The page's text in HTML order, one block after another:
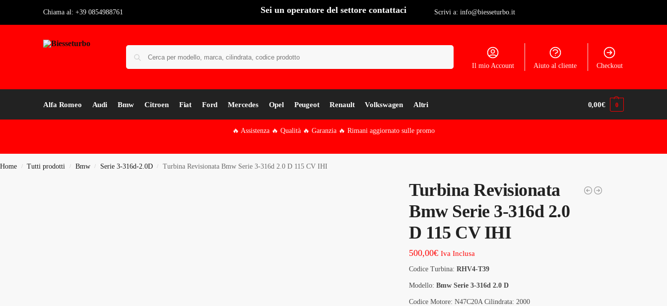
Chiama al: +39 0854988761 Sei un operatore del settore contattaci Scrivi a: info@biesseturbo.it
Il mio Account Aiuto al cliente Checkout
Alfa Romeo Audi Bmw Citroen Fiat Ford Mercedes Opel Peugeot Renault Volkswagen Altri 0,00€ 0
🔥 Assistenza 🔥 Qualità 🔥 Garanzia 🔥 Rimani aggiornato sulle promo
Home / Tutti prodotti / Bmw / Serie 3-316d-2.0D / Turbina Revisionata Bmw Serie 3-316d 2.0 D 115 CV IHI
Turbina Revisionata
Bmw Serie 3-316d 2.0
D 115 CV IHI
500,00€ Iva Inclusa
Codice Turbina:RHV4-T39
Modello:Bmw Serie 3-316d 2.0 D
Codice Motore: N47C20A Cilindrata: 2000